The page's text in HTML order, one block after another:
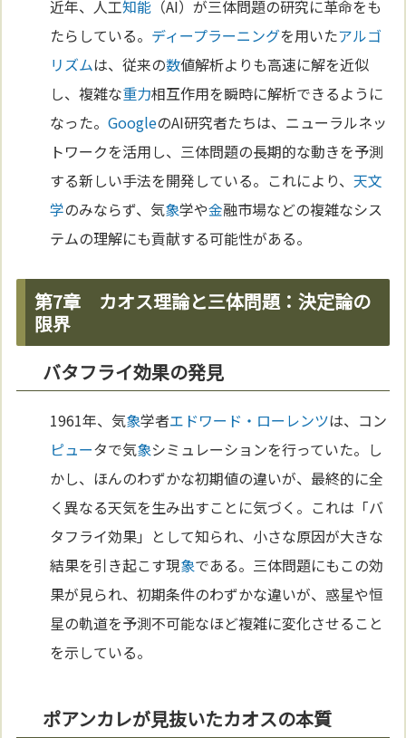
近年、人工知能 （AI）が三体問題の研究に革命をも
たらしている。 ディープラーニングを用いたアルゴ
リズムは、従来の数値解析よりも高速に解を近似
し、複雑な重力相互作用を瞬時に解析できるように
なった。GoogleのAI研究者たちは、ニューラルネッ
トワークを活用し、三体問題の長期的な動きを予測
する新しい手法を開発している。これにより、天文
学のみならず、気象学や金融市場などの複雑なシス
テムの理解にも貢献する可能性がある。
第7章 カオス理論と三体問題：決定論の
限界
バタフライ効果の発見
1961年、気象学者エドワード・ローレンツは、コン
ピュータで気象シミュレーションを行っていた。し
かし、ほんのわずかな初期値の違いが、最終的に全
く異なる天気を生み出すことに気づく。これは「バ
タフライ効果」として知られ、小さな原因が大きな
結果を引き起こす現象である。三体問題にもこの効
果が見られ、初期条件のわずかな違いが、惑星や恒
星の軌道を予測不可能なほど複雑に変化させること
を示している。
ポアンカレが見抜いたカオスの本質